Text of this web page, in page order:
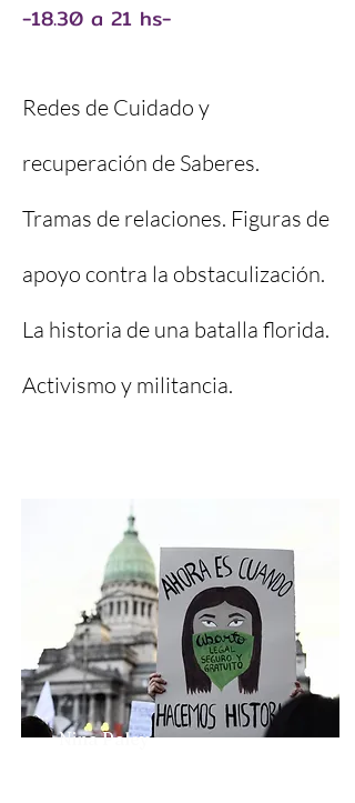
-18.30 a 21 hs-
Redes de Cuidado y
recuperación de Saberes.
Tramas de relaciones. Figuras de
apoyo contra la obstaculización.
La historia de una batalla florida.
Activismo y militancia.
Nina Paley